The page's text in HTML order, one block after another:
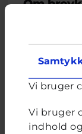
Vi bruger
Vi bruger
indhold
Om
Har du